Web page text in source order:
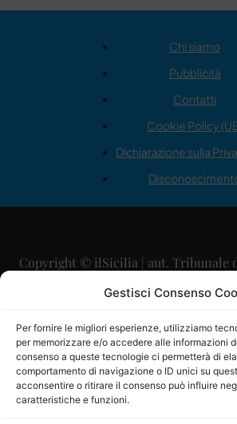
Gestisci Consenso
Per fornire le migliori esperienze, utilizziamo
per memorizzare e/o accedere alle informazioni
consenso a queste tecnologie ci permetterà di
comportamento di navigazione o ID unici su
acconsentire o ritirare il consenso può influire
caratteristiche e funzioni.
Chi siamo
Pubblicità
Contatti
Cookie Policy
Dichiarazione sulla
Copyright © ilSicilia | aut. Tribunale
29/09/2015
Direttore Editoriale: Maurizio
Direttore Responsabile: Maria